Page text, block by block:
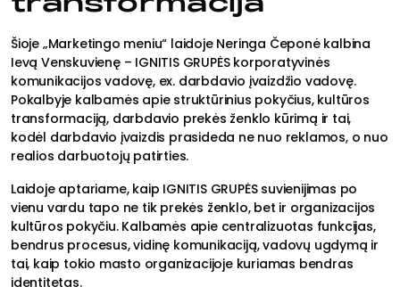
Šioje „Marketingo meniu“ laidoje Neringa Čeponė kalbina
Ievą Venskuvienę – IGNITIS GRUPĖS korporatyvinės
komunikacijos vadovę, ex. darbdavio įvaizdžio vadovę.
Pokalbyje kalbamės apie struktūrinius pokyčius, kultūros
transformaciją, darbdavio prekės ženklo kūrimą ir tai,
kodėl darbdavio įvaizdis prasideda ne nuo reklamos, o nuo
realios darbuotojų patirties.
Laidoje aptariame, kaip IGNITIS GRUPĖS suvienijimas po
vienu vardu tapo ne tik prekės ženklo, bet ir organizacijos
kultūros pokyčiu. Kalbamės apie centralizuotas funkcijas,
bendrus procesus, vidinę komunikaciją, vadovų ugdymą ir
tai, kaip tokio masto organizacijoje kuriamas bendras
identitetas.